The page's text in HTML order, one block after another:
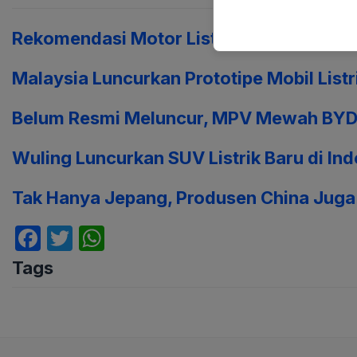
Rekomendasi Motor Listrik yang Bisa
Malaysia Luncurkan Prototipe Mobil
Belum Resmi Meluncur, MPV Mewah
Wuling Luncurkan SUV Listrik Baru di
Tak Hanya Jepang, Produsen China
F
a
T
Tags